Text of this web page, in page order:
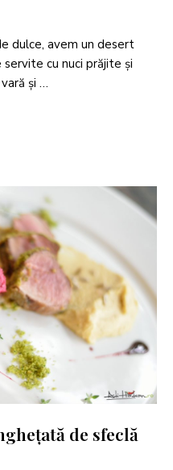
dulce, avem un desert
cu nuci prăjite și
și …
de sfeclă